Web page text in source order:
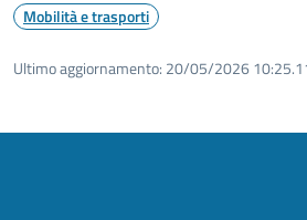
Mobilità e trasporti
Ultimo aggiornamento: 20/05/2026